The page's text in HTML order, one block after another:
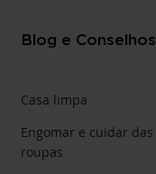
Blog e Conselhos
Casa limpa
Engomar e cuidar das
roupas